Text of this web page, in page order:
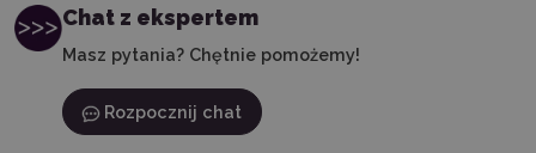
Chat z ekspertem
Masz pytania? Chętnie pomożemy!
Rozpocznij chat